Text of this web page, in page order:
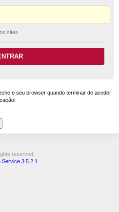
sites.
o seu browser quando terminar de aceder
reserved.
Service 3.5.2.1